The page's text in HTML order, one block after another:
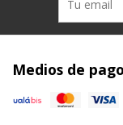
Medios de pago